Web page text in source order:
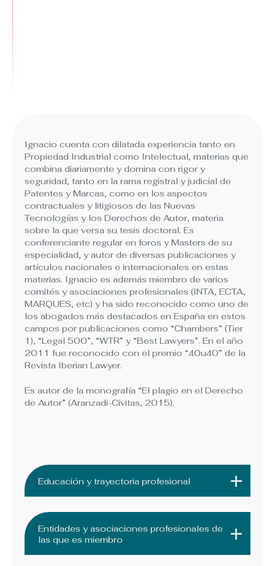
Ignacio cuenta con dilatada experiencia tanto en
Propiedad Industrial como Intelectual, materias que
combina diariamente y domina con rigor y
seguridad, tanto en la rama registral y judicial de
Patentes y Marcas, como en los aspectos
contractuales y litigiosos de las Nuevas
Tecnologías y los Derechos de Autor, materia
sobre la que versa su tesis doctoral. Es
conferenciante regular en foros y Masters de su
especialidad, y autor de diversas publicaciones y
artículos nacionales e internacionales en estas
materias. Ignacio es además miembro de varios
comités y asociaciones profesionales (INTA, ECTA,
MARQUES, etc) y ha sido reconocido como uno de
los abogados más destacados en España en estos
campos por publicaciones como “Chambers” (Tier
1), “Legal 500”, “WTR” y “Best Lawyers”. En el año
2011 fue reconocido con el premio “40u40” de la
Revista Iberian Lawyer.
Es autor de la monografía “El plagio en el Derecho
de Autor” (Aranzadi-Civitas, 2015).
Educación y trayectoria profesional
Entidades y asociaciones profesionales de
las que es miembro